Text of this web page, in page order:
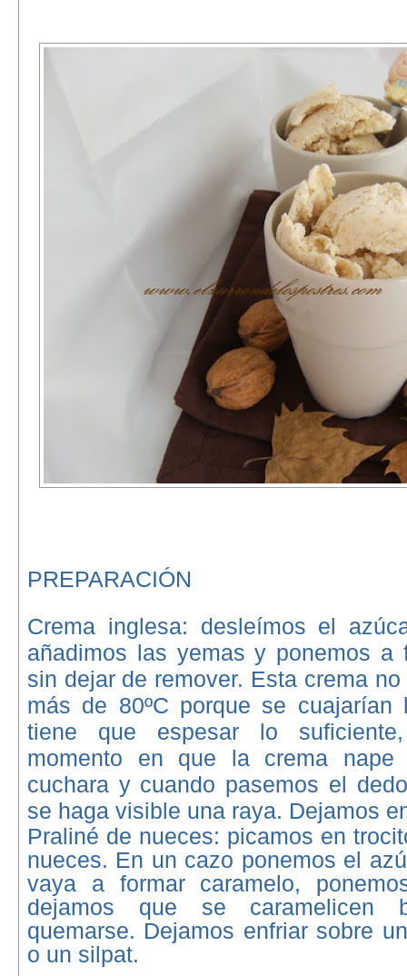
PREPARACIÓN
Crema inglesa: desleímos el
añadimos las yemas y ponemos a
sin dejar de remover. Esta crema
más de 80ºC porque se cuajarían
tiene que espesar lo
momento en que la crema
cuchara y cuando pasemos el
se haga visible una raya. Dejamos
Praliné de nueces: picamos en
nueces. En un cazo ponemos el
vaya a formar caramelo,
dejamos que se caramelicen
quemarse. Dejamos enfriar sobre
o un silpat.